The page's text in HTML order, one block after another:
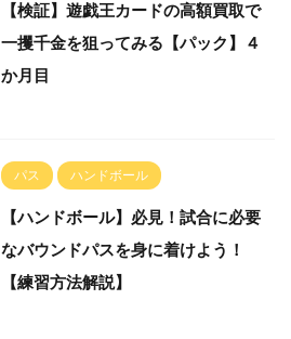
【検証】遊戯王カードの高額買取で
一攫千金を狙ってみる【パック】４
か月目
パス ハンドボール
【ハンドボール】必見！試合に必要
なバウンドパスを身に着けよう！
【練習方法解説】